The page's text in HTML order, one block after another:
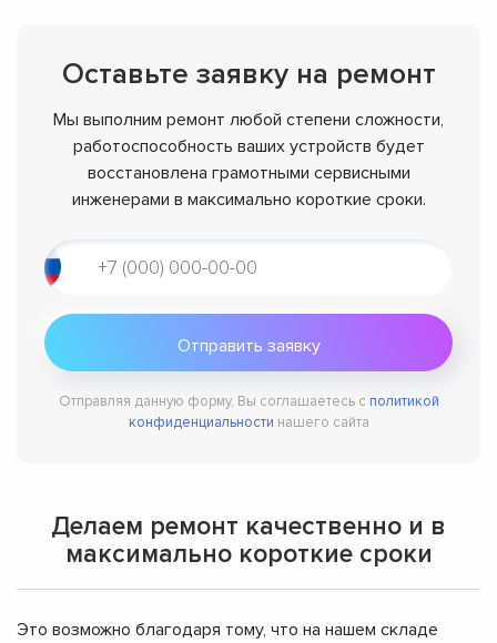
Оставьте заявку на ремонт
Мы выполним ремонт любой степени сложности,
работоспособность ваших устройств будет
восстановлена грамотными сервисными
инженерами в максимально короткие сроки.
Отправляя данную форму, Вы соглашаетесь с политикой
конфиденциальности нашего сайта
Делаем ремонт качественно и в
максимально короткие сроки
Это возможно благодаря тому, что на нашем складе